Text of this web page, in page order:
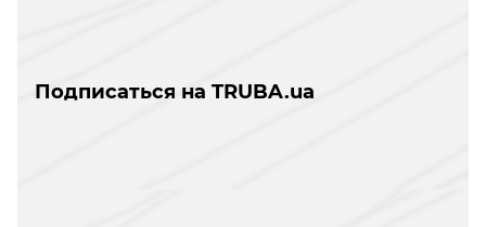
Подписаться на TRUBA.ua